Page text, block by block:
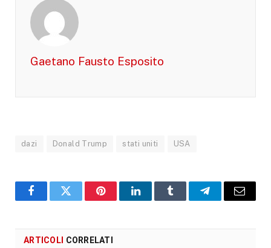
Gaetano Fausto Esposito
dazi Donald Trump stati uniti USA
Facebook
X PinterestLinkedInTumblr TelegramEmail
ARTICOLI CORRELATI